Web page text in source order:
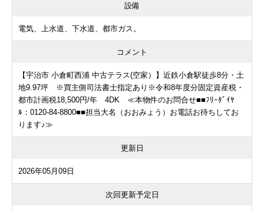
設備
電気、上水道、下水道、都市ガス。
コメント
【宇治市 小倉町西浦 中古テラス(空家）】近鉄小倉駅徒歩8分・土
地9.97坪 ※買主側司法書士指定あり※令和8年度分固定資産税・
都市計画税18,500円/年 4DK ≪本物件のお問合せ■■ﾌﾘｰﾀﾞｲﾔ
ﾙ：0120-84-8800■■担当大名（おおみょう）お電話お待ちしてお
ります♪≫
更新日
2026年05月09日
次回更新予定日